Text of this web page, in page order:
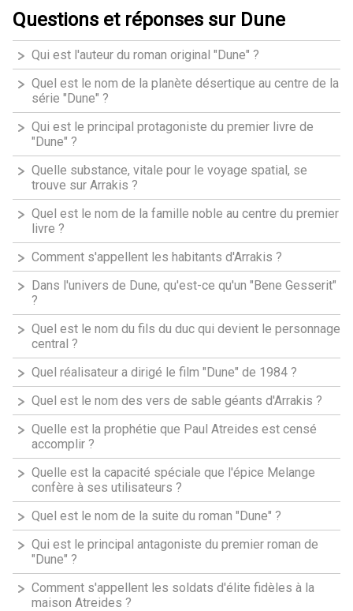
Questions et réponses sur Dune
Qui est l'auteur du roman original "Dune" ?
Quel est le nom de la planète désertique au centre de la
série "Dune" ?
Qui est le principal protagoniste du premier livre de
"Dune" ?
Quelle substance, vitale pour le voyage spatial, se
trouve sur Arrakis ?
Quel est le nom de la famille noble au centre du premier
livre ?
Comment s'appellent les habitants d'Arrakis ?
Dans l'univers de Dune, qu'est-ce qu'un "Bene Gesserit"
?
Quel est le nom du fils du duc qui devient le personnage
central ?
Quel réalisateur a dirigé le film "Dune" de 1984 ?
Quel est le nom des vers de sable géants d'Arrakis ?
Quelle est la prophétie que Paul Atreides est censé
accomplir ?
Quelle est la capacité spéciale que l'épice Melange
confère à ses utilisateurs ?
Quel est le nom de la suite du roman "Dune" ?
Qui est le principal antagoniste du premier roman de
"Dune" ?
Comment s'appellent les soldats d'élite fidèles à la
maison Atreides ?